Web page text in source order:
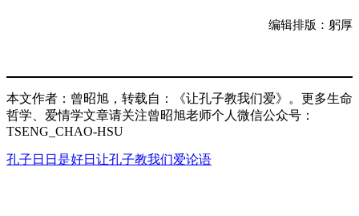
编辑排版：躬厚
本文作者：曾昭旭，转载自：《让孔子教我们爱》。更多生命
哲学、爱情学文章请关注曾昭旭老师个人微信公众号：
TSENG_CHAO-HSU
孔子 日日是好日 让孔子教我们爱论语